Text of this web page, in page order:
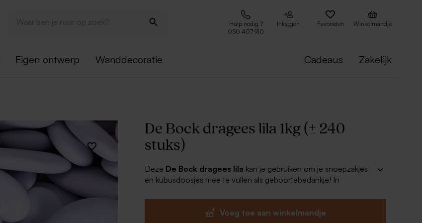
Hulp nodig ?
050 407 910
Inloggen Favorieten Winkelmandje
Eigen ontwerp Wanddecoratie Cadeaus Zakelijk
De Bock dragees lila 1kg (± 240
stuks)
Deze De Bock dragees lila kan je gebruiken om je snoepzakjes
en kubusdoosjes mee te vullen als geboortebedankje! In
snoepjes ongetwijfeld in de smaak vallen!
Voeg toe aan winkelmandje